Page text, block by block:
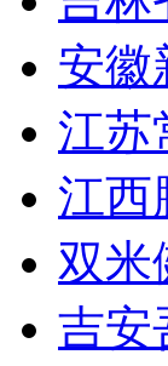
安徽
江苏
江西
双米
吉安